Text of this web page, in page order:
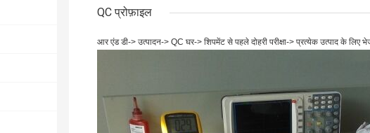
QC प्रोफ़ाइल
आर एंड डी-> उत्पादन-> QC घर-> शिपमेंट से पहले दोहरी परीक्षा-> प्रत्येक उत्पाद के लिए